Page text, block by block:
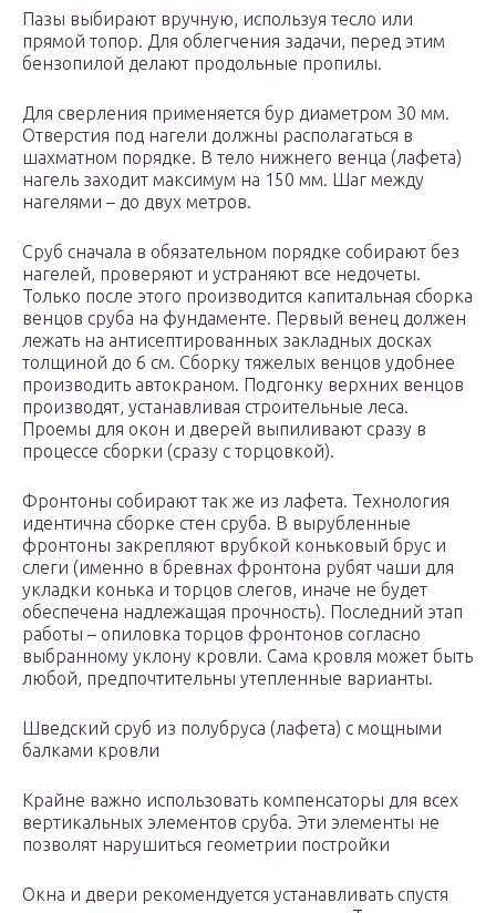
Пазы выбирают вручную, используя тесло или
прямой топор. Для облегчения задачи, перед этим
бензопилой делают продольные пропилы.
Для сверления применяется бур диаметром 30 мм.
Отверстия под нагели должны располагаться в
шахматном порядке. В тело нижнего венца (лафета)
нагель заходит максимум на 150 мм. Шаг между
нагелями – до двух метров.
Сруб сначала в обязательном порядке собирают без
нагелей, проверяют и устраняют все недочеты.
Только после этого производится капитальная сборка
венцов сруба на фундаменте. Первый венец должен
лежать на антисептированных закладных досках
толщиной до 6 см. Сборку тяжелых венцов удобнее
производить автокраном. Подгонку верхних венцов
производят, устанавливая строительные леса.
Проемы для окон и дверей выпиливают сразу в
процессе сборки (сразу с торцовкой).
Фронтоны собирают так же из лафета. Технология
идентична сборке стен сруба. В вырубленные
фронтоны закрепляют врубкой коньковый брус и
слеги (именно в бревнах фронтона рубят чаши для
укладки конька и торцов слегов, иначе не будет
обеспечена надлежащая прочность). Последний этап
работы – опиловка торцов фронтонов согласно
выбранному уклону кровли. Сама кровля может быть
любой, предпочтительны утепленные варианты.
Шведский сруб из полубруса (лафета) с мощными
балками кровли
Крайне важно использовать компенсаторы для всех
вертикальных элементов сруба. Эти элементы не
позволят нарушиться геометрии постройки
Окна и двери рекомендуется устанавливать спустя